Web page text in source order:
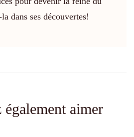
dans ses découvertes!
aimer